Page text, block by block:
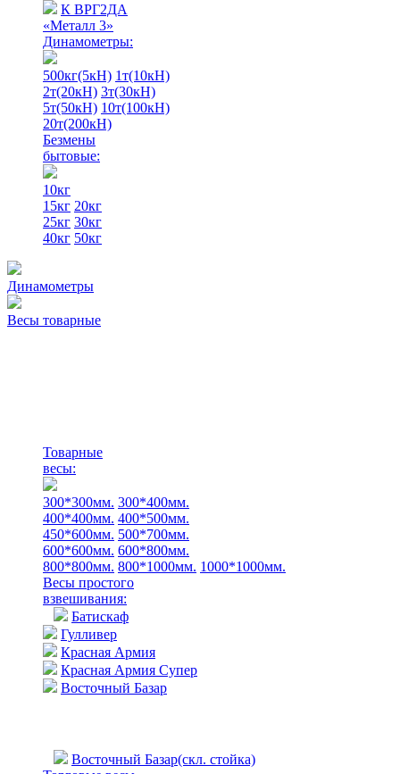
К ВРГ2ДА
«Металл 3»
Динамометры:
500кг(5кН) 1т(10кН)
2т(20кН) 3т(30кН)
5т(50кН) 10т(100кН)
20т(200кН)
Безмены
бытовые:
10кг
15кг 20кг
25кг 30кг
40кг 50кг
Динамометры
Весы товарные
Товарные
весы:
300*300мм. 300*400мм.
400*400мм. 400*500мм.
450*600мм. 500*700мм.
600*600мм. 600*800мм.
800*800мм. 800*1000мм. 1000*1000мм.
Весы простого
взвешивания:
Батискаф
Гулливер
Красная Армия
Красная Армия Супер
Восточный Базар
Восточный Базар(скл. стойка)